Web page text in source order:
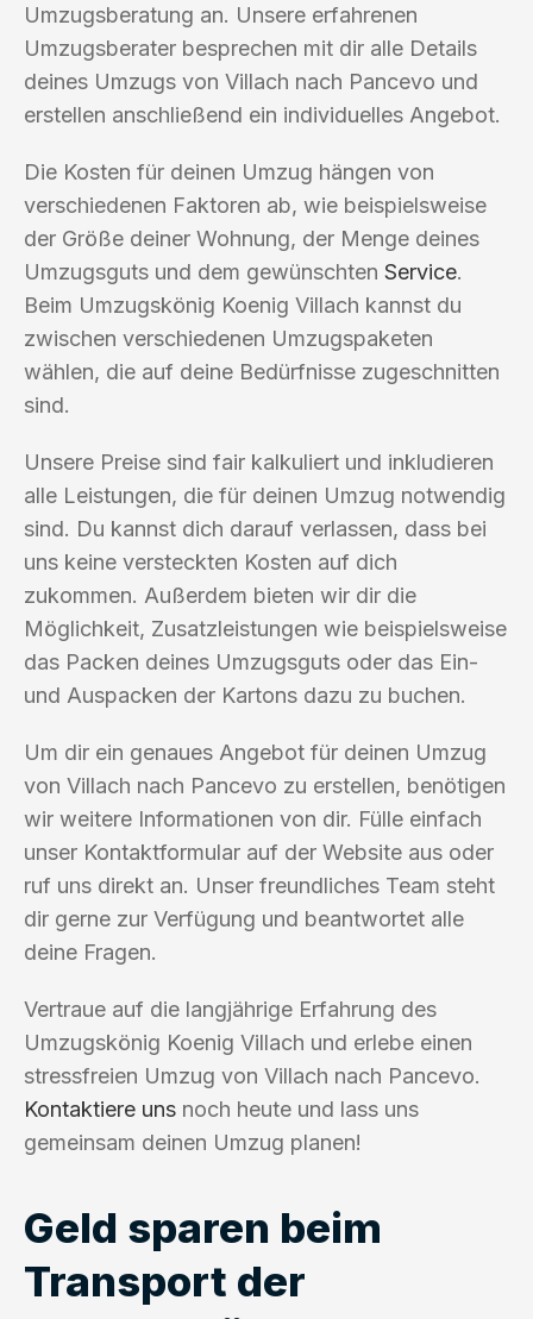
Umzugsberatung an. Unsere erfahrenen
Umzugsberater besprechen mit dir alle Details
deines Umzugs von Villach nach Pancevo und
erstellen anschließend ein individuelles Angebot.
Die Kosten für deinen Umzug hängen von
verschiedenen Faktoren ab, wie beispielsweise
der Größe deiner Wohnung, der Menge deines
Umzugsguts und dem gewünschten Service.
Beim Umzugskönig Koenig Villach kannst du
zwischen verschiedenen Umzugspaketen
wählen, die auf deine Bedürfnisse zugeschnitten
sind.
Unsere Preise sind fair kalkuliert und inkludieren
alle Leistungen, die für deinen Umzug notwendig
sind. Du kannst dich darauf verlassen, dass bei
uns keine versteckten Kosten auf dich
zukommen. Außerdem bieten wir dir die
Möglichkeit, Zusatzleistungen wie beispielsweise
das Packen deines Umzugsguts oder das Ein-
und Auspacken der Kartons dazu zu buchen.
Um dir ein genaues Angebot für deinen Umzug
von Villach nach Pancevo zu erstellen, benötigen
wir weitere Informationen von dir. Fülle einfach
unser Kontaktformular auf der Website aus oder
ruf uns direkt an. Unser freundliches Team steht
dir gerne zur Verfügung und beantwortet alle
deine Fragen.
Vertraue auf die langjährige Erfahrung des
Umzugskönig Koenig Villach und erlebe einen
stressfreien Umzug von Villach nach Pancevo.
Kontaktiere uns noch heute und lass uns
gemeinsam deinen Umzug planen!
Geld sparen beim
Transport der